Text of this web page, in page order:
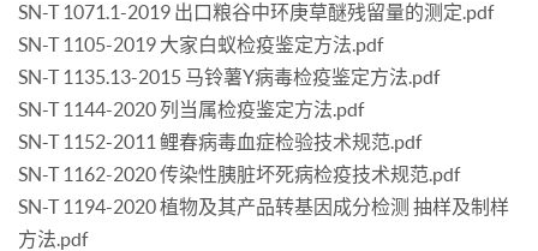
SN-T 1071.1-2019 出口粮谷中环庚草醚残留量的测定.pdf
SN-T 1105-2019 大家白蚁检疫鉴定方法.pdf
SN-T 1135.13-2015 马铃薯Y病毒检疫鉴定方法.pdf
SN-T 1144-2020 列当属检疫鉴定方法.pdf
SN-T 1152-2011 鲤春病毒血症检验技术规范.pdf
SN-T 1162-2020 传染性胰脏坏死病检疫技术规范.pdf
SN-T 1194-2020 植物及其产品转基因成分检测 抽样及制样
方法.pdf